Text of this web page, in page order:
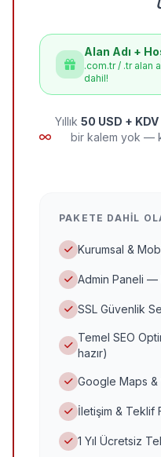
Alan Adı +
.com.tr / .tr alan
dahil!
Yıllık 50 USD + KDV
bir kalem yok —
PAKETE DAHIL
Kurumsal &
Admin Paneli —
SSL Güvenlik
Temel SEO
hazır)
Google Maps
İletişim & Teklif
1 Yıl Ücretsiz